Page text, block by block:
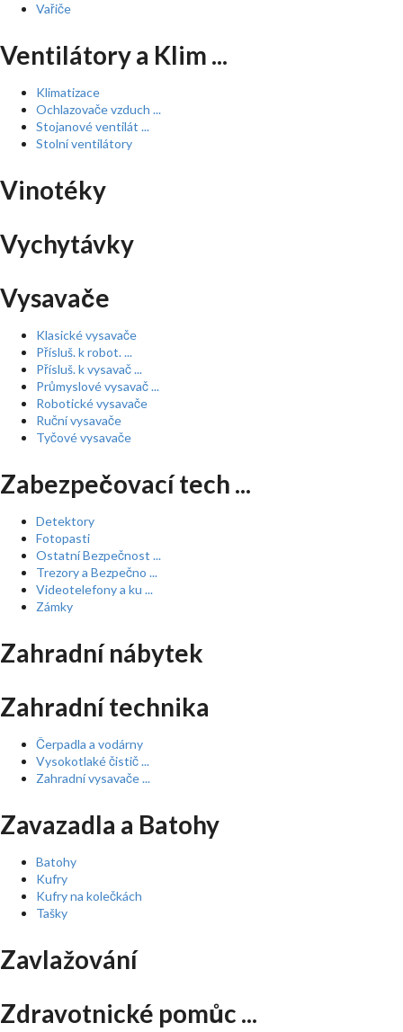
Vařiče
Ventilátory a Klim ...
Klimatizace
Ochlazovače vzduch ...
Stojanové ventilát ...
Stolní ventilátory
Vinotéky
Vychytávky
Vysavače
Klasické vysavače
Přísluš. k robot. ...
Přísluš. k vysavač ...
Průmyslové vysavač ...
Robotické vysavače
Ruční vysavače
Tyčové vysavače
Zabezpečovací tech ...
Detektory
Fotopasti
Ostatní Bezpečnost ...
Trezory a Bezpečno ...
Videotelefony a ku ...
Zámky
Zahradní nábytek
Zahradní technika
Čerpadla a vodárny
Vysokotlaké čistič ...
Zahradní vysavače ...
Zavazadla a Batohy
Batohy
Kufry
Kufry na kolečkách
Tašky
Zavlažování
Zdravotnické pomůc ...